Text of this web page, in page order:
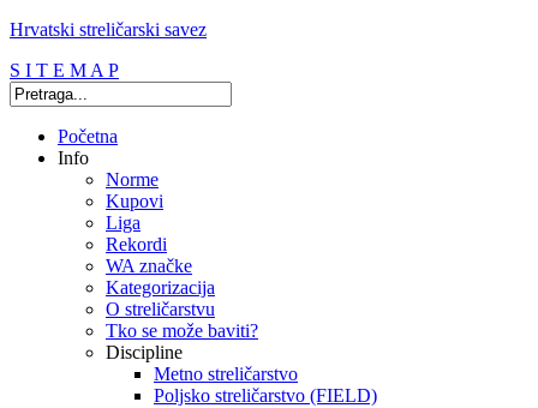
Hrvatski streličarski savez
S I T E M A P
Početna
Info
Norme
Kupovi
Liga
Rekordi
WA značke
Kategorizacija
O streličarstvu
Tko se može baviti?
Discipline
Metno streličarstvo
Poljsko streličarstvo (FIELD)